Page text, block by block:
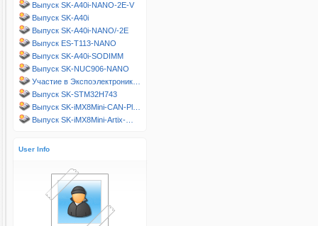
Выпуск SK-A40i-NANO-2E-V
Выпуск SK-A40i
Выпуск SK-A40i-NANO/-2E
Выпуск ES-T113-NANO
Выпуск SK-A40i-SODIMM
Выпуск SK-NUC906-NANO
Участие в Экспоэлектроник…
Выпуск SK-STM32H743
Выпуск SK-iMX8Mini-CAN-Pl…
Выпуск SK-iMX8Mini-Artix-…
User Info